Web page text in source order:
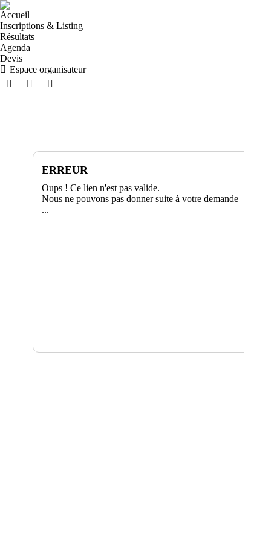
Accueil
Inscriptions & Listing
Résultats
Agenda
Devis
Espace organisateur
ERREUR
Oups ! Ce lien n'est pas valide.
Nous ne pouvons pas donner suite à votre demande
...